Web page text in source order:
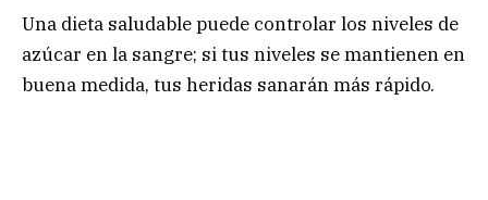
Una dieta saludable puede controlar los niveles de
azúcar en la sangre; si tus niveles se mantienen en
buena medida, tus heridas sanarán más rápido.